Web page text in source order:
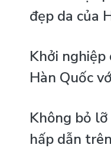
đẹp da của
Khởi
Hàn Quốc
Không bỏ
hấp dẫn